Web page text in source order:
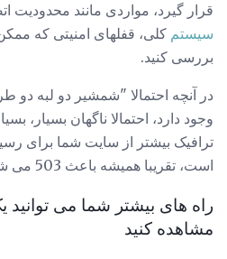
قرار گیرد، مواردی مانند محدودیت
سیستم کلی، قفلهای امنیتی که
بررسی کنید.
در آنچه احتمالا "شمشیر دو لبه
وجود دارد، احتمالا ناگهان بسیار،
ترافیک بیشتر از سایت شما برای
است، تقریبا همیشه باعث 503 می شود.
مشاهده کنید